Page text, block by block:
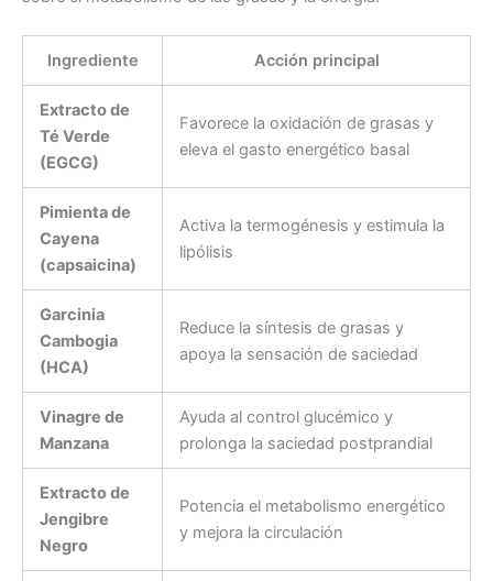
Ingrediente Acción principal
Extracto de
Té Verde
(EGCG)
Favorece la oxidación de grasas y
eleva el gasto energético basal
Pimienta de
Cayena
(capsaicina)
Activa la termogénesis y estimula la
lipólisis
Garcinia
Cambogia
(HCA)
Reduce la síntesis de grasas y
apoya la sensación de saciedad
Vinagre de
Manzana
Ayuda al control glucémico y
prolonga la saciedad postprandial
Extracto de
Jengibre
Negro
Potencia el metabolismo energético
y mejora la circulación